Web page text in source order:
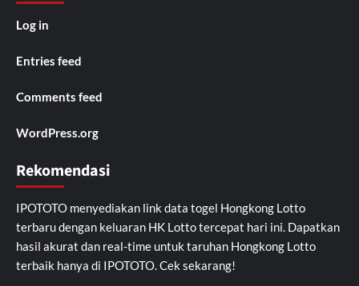
Log in
Entries feed
Comments feed
WordPress.org
Rekomendasi
IPOTOTO menyediakan link data togel Hongkong Lotto
terbaru dengan keluaran HK Lotto tercepat hari ini. Dapatkan
hasil akurat dan real-time untuk taruhan Hongkong Lotto
terbaik hanya di IPOTOTO. Cek sekarang!